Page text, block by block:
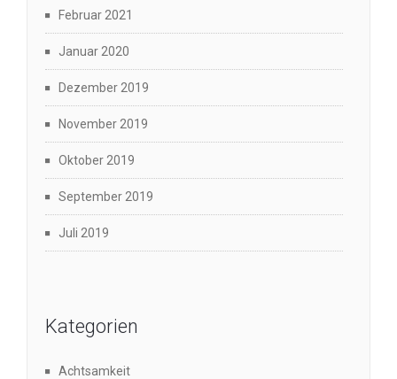
Februar 2021
Januar 2020
Dezember 2019
November 2019
Oktober 2019
September 2019
Juli 2019
Kategorien
Achtsamkeit